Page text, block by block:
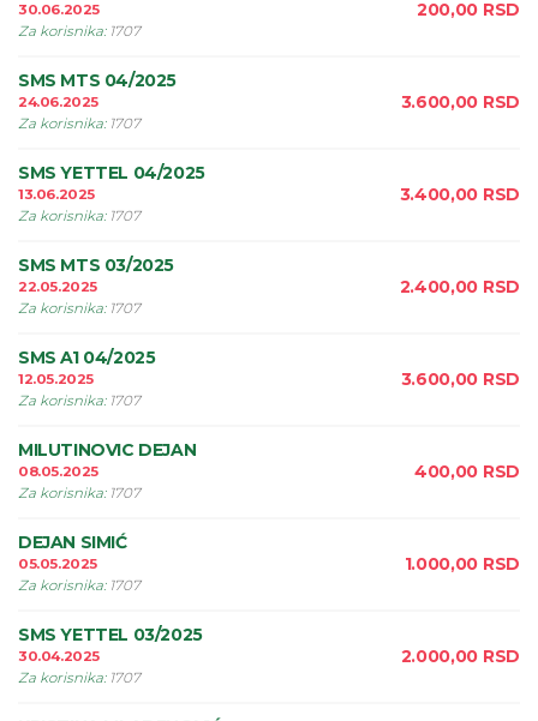
30.06.2025
Za korisnika: 1707
200,00 RSD
SMS MTS 04/2025
24.06.2025
Za korisnika: 1707
3.600,00 RSD
SMS YETTEL 04/2025
13.06.2025
Za korisnika: 1707
3.400,00 RSD
SMS MTS 03/2025
22.05.2025
Za korisnika: 1707
2.400,00 RSD
SMS A1 04/2025
12.05.2025
Za korisnika: 1707
3.600,00 RSD
MILUTINOVIC DEJAN
08.05.2025
Za korisnika: 1707
400,00 RSD
DEJAN SIMIĆ
05.05.2025
Za korisnika: 1707
1.000,00 RSD
SMS YETTEL 03/2025
30.04.2025
Za korisnika: 1707
2.000,00 RSD